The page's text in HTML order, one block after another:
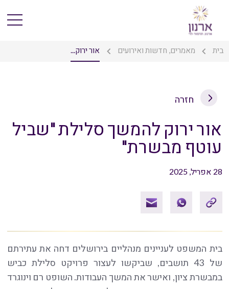
בית מאמרים, חדשות ואירועים אור ירוק...
חזרה
אור ירוק להמשך סלילת "שביל
עוטף מבשרת"
28 אפריל, 2025
בית המשפט לעניינים מנהליים בירושלים דחה את עתירתם
של 43 תושבים, שביקשו לעצור פרויקט סלילת כביש
במבשרת ציון, ואישר את המשך העבודות. השופט רם וינוגרד